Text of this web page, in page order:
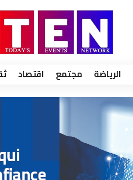
الرياضة مجتمع اقتصاد